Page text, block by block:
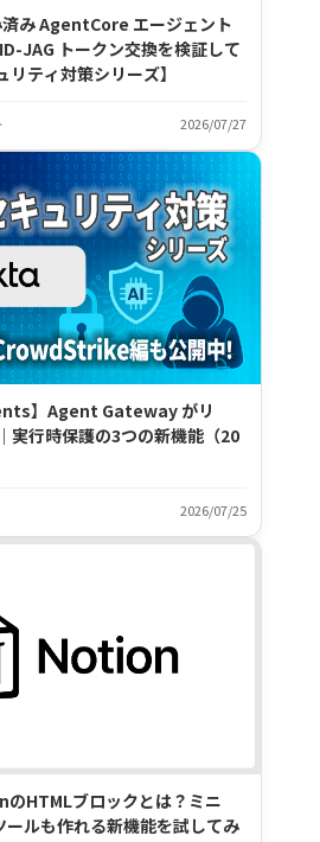
済み AgentCore エージェント
JAG トークン交換を検証して
ティ対策シリーズ】
2026/07/27
】Agent Gateway がリ
実行時保護の3つの新機能（20
2026/07/25
HTMLブロックとは？ミニ
ールも作れる新機能を試してみ